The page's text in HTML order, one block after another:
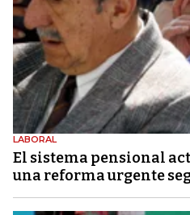
LABORAL
El sistema pensional
una reforma urgente